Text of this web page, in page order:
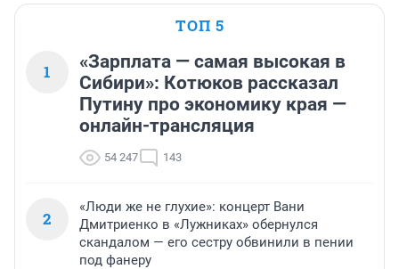
ТОП 5
1
«Зарплата — самая высокая в
Сибири»: Котюков рассказал
Путину про экономику края —
онлайн-трансляция
54 247 143
2
«Люди же не глухие»: концерт Вани
Дмитриенко в «Лужниках» обернулся
скандалом — его сестру обвинили в пении
под фанеру